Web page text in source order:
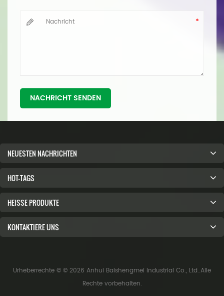
NACHRICHT SENDEN
NEUESTEN NACHRICHTEN
HOT-TAGS
HEISSE PRODUKTE
KONTAKTIERE UNS
Urheberrechte © © 2026 Anhui Baishengmei Industrial Co., Ltd..Alle
Rechte vorbehalten.